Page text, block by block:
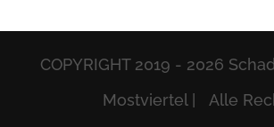
COPYRIGHT 2019 - 2026
Mostviertel | Alle